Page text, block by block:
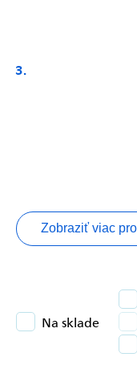
Zobraziť viac
Na sklade